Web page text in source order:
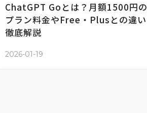
ChatGPT Goとは？月額1500円
プラン料金やFree・Plusとの違
徹底解説
2026-01-19